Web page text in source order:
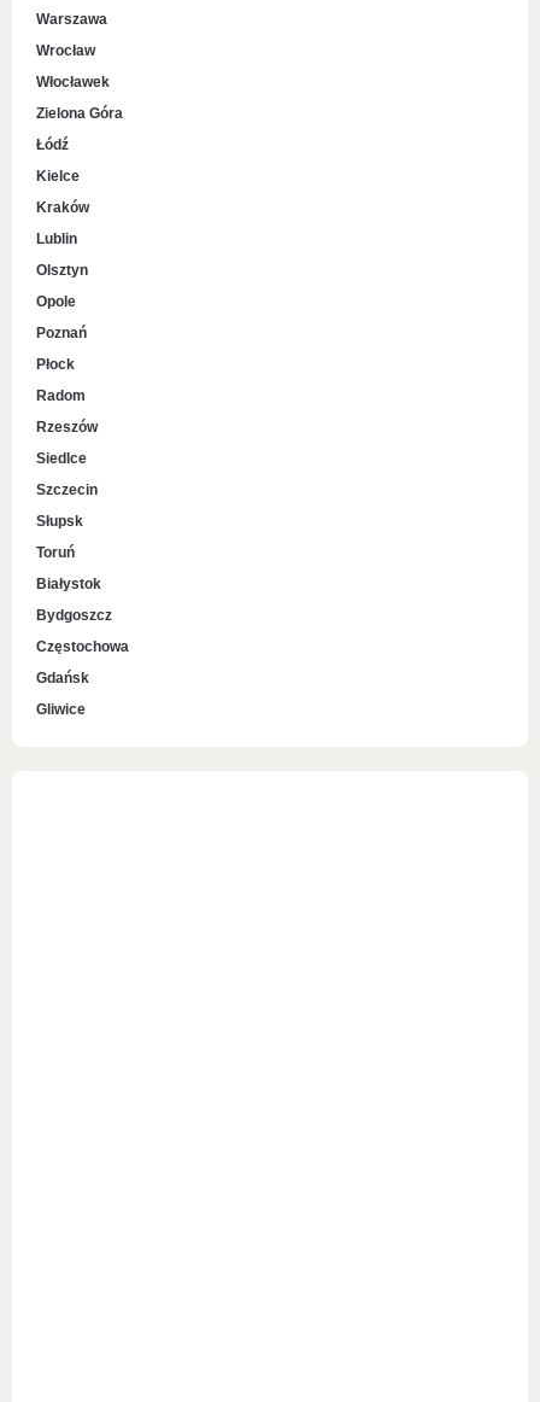
Warszawa
Wrocław
Włocławek
Zielona Góra
Łódź
Kielce
Kraków
Lublin
Olsztyn
Opole
Poznań
Płock
Radom
Rzeszów
Siedlce
Szczecin
Słupsk
Toruń
Białystok
Bydgoszcz
Częstochowa
Gdańsk
Gliwice